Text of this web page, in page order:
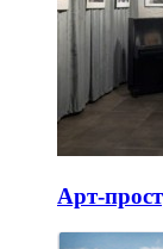
Арт-